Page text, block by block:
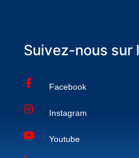
Suivez-nous sur
Facebook
Instagram
Youtube